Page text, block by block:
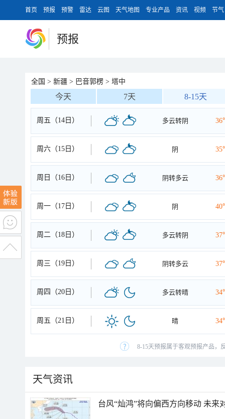
首页 预报 预警 雷达 云图 天气地图 专业产品 资讯 视频 节气
预报
全国 > 新疆 > 巴音郭楞 > 塔中
今天 7天 8-15天
周五（14日） 多云转阴
周六（15日） 阴
周日（16日） 阴转多云
周一（17日） 阴
周二（18日） 多云转阴
周三（19日） 阴转多云
周四（20日） 多云转晴
周五（21日） 晴
8-15天预报属于客观预报产品，
天气资讯
台风“灿鸿”将向偏西方向移动 未来